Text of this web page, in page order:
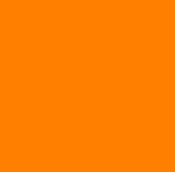
// Kein Gefühl - Marius Müller-Westerhagen